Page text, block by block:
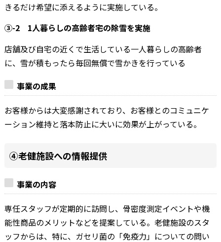
きるだけ希望に添えるように実施している。
③-2 1人暮らしの高齢者宅の除雪を実施
店舗及び自宅の近くで生活している一人暮らしの高齢者
に、雪が積もったら毎回無償で雪かきを行っている
事業の成果
お客様からは大変感謝されており、お客様とのコミュニケ
ーション維持と落本防止に大いに効果が上がっている。
④老健施設への情報提供
事業の内容
専任スタッフが定期的に訪問し、骨密度測定イベントや機
能性商品のメリットなどを提案している。老健施設のスタ
ッフからは、特に、ガセリ菌の「免疫力」についての問い